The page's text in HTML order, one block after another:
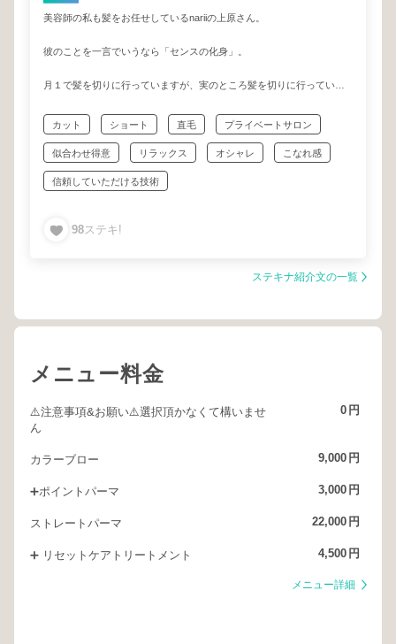
美容師の私も髪をお任せしているnariiの上原さん。
彼のことを一言でいうなら「センスの化身」。
月１で髪を切りに行っていますが、実のところ髪を切りに行っている
す。
センスのおすそ分け。
彼が得意とするスタイルは
女子力高めのな甘甘可愛いスタイルでもないし、王道のモテヘアーで
タイル” でもない。
実際に上原さんがつくるヘアスタイルや、お客様からのレビューを見
ていただければ、すぐにその意味が理解できるかと(^^)
よ。人に褒められるし。
「本当の意味で垢抜けるってこういうことなのね。」
な。）
きっとあなたにもピッタリの似合うが見つかるはずですよ。
カット ショート 直毛 プライベートサロン
似合わせ得意 リラックス オシャレ こなれ感
信頼していただける技術
98ステキ!
ステキナ紹介文の一覧
メニュー料金
⚠️注意事項&お願い⚠️選択頂かなくて構いませ
ん
0 円
カラーブロー 9,000 円
➕ポイントパーマ 3,000 円
ストレートパーマ 22,000 円
➕ リセットケアトリートメント 4,500 円
メニュー詳細